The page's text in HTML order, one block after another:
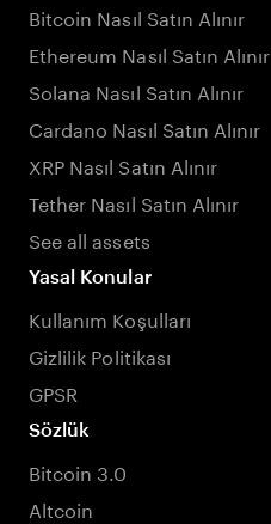
Bitcoin Nasıl Satın Alınır
Ethereum Nasıl Satın Alınır
Solana Nasıl Satın Alınır
Cardano Nasıl Satın Alınır
XRP Nasıl Satın Alınır
Tether Nasıl Satın Alınır
See all assets
Yasal Konular
Kullanım Koşulları
Gizlilik Politikası
GPSR
Sözlük
Bitcoin 3.0
Altcoin